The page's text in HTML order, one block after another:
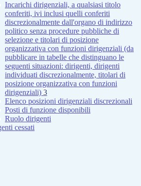
Incarichi dirigenziali, a qualsiasi titolo
conferiti, ivi inclusi quelli conferiti
discrezionalmente dall'organo di indirizzo
politico senza procedure pubbliche di
selezione e titolari di posizione
organizzativa con funzioni dirigenziali (da
pubblicare in tabelle che distinguano le
seguenti situazioni: dirigenti, dirigenti
individuati discrezionalmente, titolari di
posizione organizzativa con funzioni
dirigenziali) 3
Elenco posizioni dirigenziali discrezionali
Posti di funzione disponibili
Ruolo dirigenti
cessati